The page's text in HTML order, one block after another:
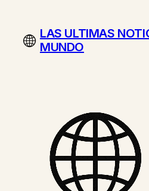
contenidoLAS ULTIMAS
MUNDO